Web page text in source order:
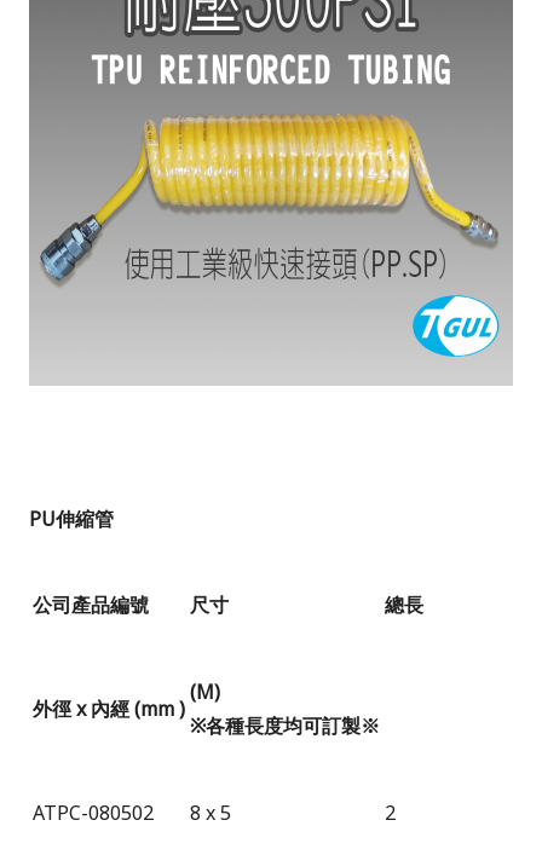
PU伸縮管
公司產品編號 尺寸 總長
外徑x內經(mm )
(M)
※各種長度均可訂製※
ATPC-080502 8 x 5 2